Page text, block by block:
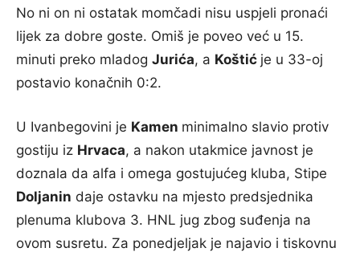
No ni on ni ostatak momčadi nisu uspjeli pronaći
lijek za dobre goste. Omiš je poveo već u 15.
minuti preko mladog Jurića, a Koštić je u 33-oj
postavio konačnih 0:2.
U Ivanbegovini je Kamen minimalno slavio protiv
gostiju iz Hrvaca, a nakon utakmice javnost je
doznala da alfa i omega gostujućeg kluba, Stipe
Doljanin daje ostavku na mjesto predsjednika
plenuma klubova 3. HNL jug zbog suđenja na
ovom susretu. Za ponedjeljak je najavio i tiskovnu